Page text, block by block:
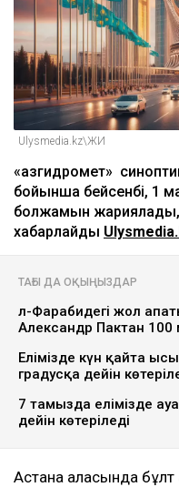
Ulysmedia.kz\ЖИ
«Қазгидромет»
бойынша бейсенбі, 1
болжамын
хабарлайды
ТАҒЫ ДА ОҚЫҢЫЗДАР
әл-Фарабидегі жол
Александр Пактан 100
Елімізде күн қайта
градусқа дейін
7 тамызда елімізде
дейін көтеріледі
Астана қаласында